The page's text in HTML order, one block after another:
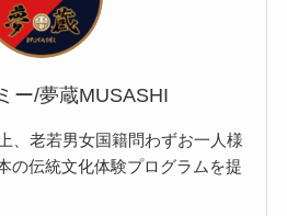
ー/夢蔵MUSASHI
、老若男女国籍問わずお一人様
の伝統文化体験プログラムを提